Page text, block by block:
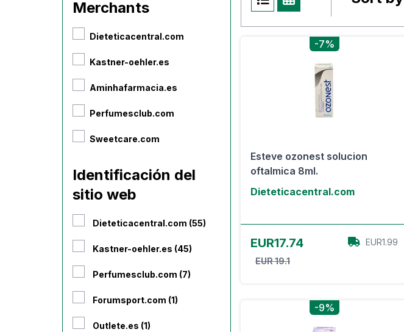
Merchants
Dieteticacentral.com
Kastner-oehler.es
Aminhafarmacia.es
Perfumesclub.com
Sweetcare.com
Identificación del
sitio web
Dieteticacentral.com (55)
Kastner-oehler.es (45)
Perfumesclub.com (7)
Forumsport.com (1)
Outlete.es (1)
-7%
Esteve ozonest solucion
oftalmica 8ml.
Dieteticacentral.com
EUR17.74
EUR 19.1
EUR1.99
-9%